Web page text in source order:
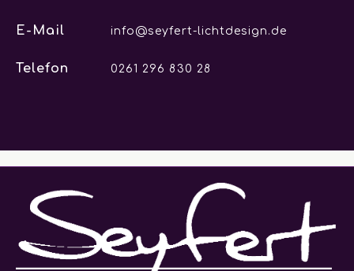
E-Mail info@seyfert-lichtdesign.de
Telefon 0261 296 830 28